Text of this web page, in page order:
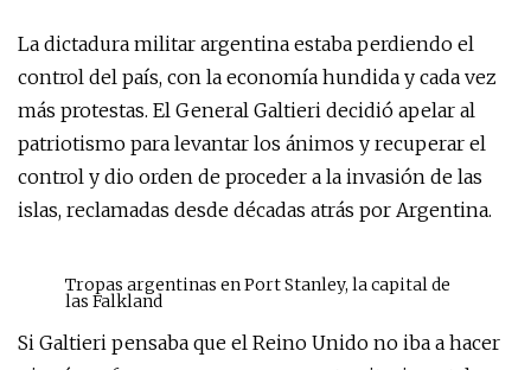
La dictadura militar argentina estaba perdiendo el
control del país, con la economía hundida y cada vez
más protestas. El General Galtieri decidió apelar al
patriotismo para levantar los ánimos y recuperar el
control y dio orden de proceder a la invasión de las
islas, reclamadas desde décadas atrás por Argentina.
Tropas argentinas en Port Stanley, la capital de
las Falkland
Si Galtieri pensaba que el Reino Unido no iba a hacer